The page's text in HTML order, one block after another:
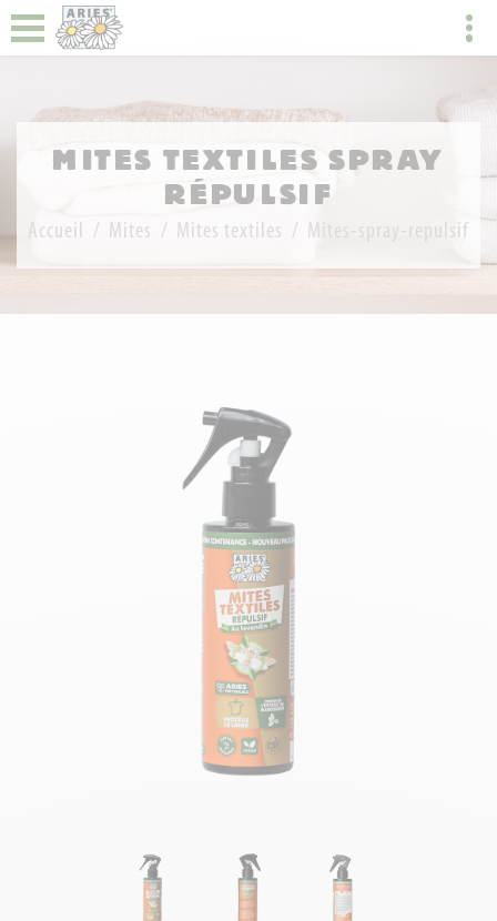
MITES TEXTILES SPRAY
RÉPULSIF
Accueil Mites Mites textiles Mites-spray-repulsif